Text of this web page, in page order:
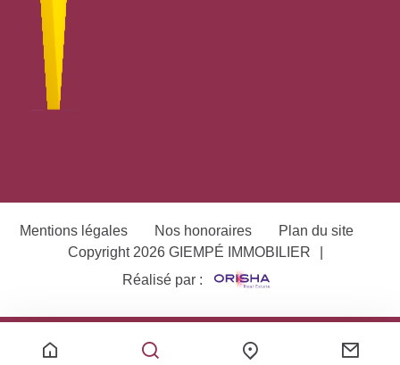
Mentions légales Nos honoraires
Plan du site
Copyright 2026 GIEMPÉ IMMOBILIER
Réalisé par :